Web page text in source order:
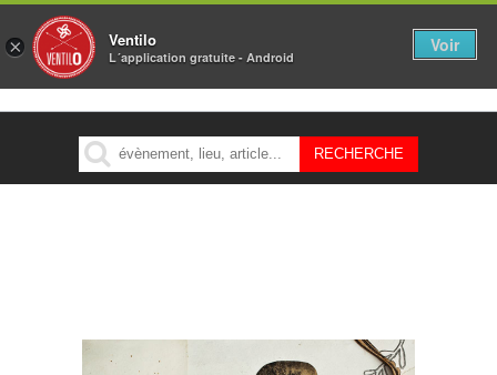
MENU
× Ventilo
L´application gratuite - Android
Voir